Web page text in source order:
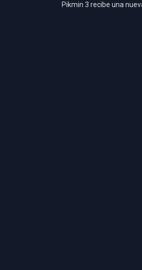
Pikmin 3 recibe una